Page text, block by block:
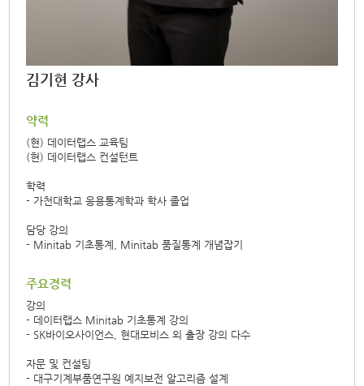
김기현 강사
약력
(현) 데이터랩스 교육팀
(현) 데이터랩스 컨설턴트
학력
- 가천대학교 응용통계학과 학사 졸업
담당 강의
- Minitab 기초통계, Minitab 품질통계 개념잡기
주요경력
강의
- 데이터랩스 Minitab 기초통계 강의
- SK바이오사이언스, 현대모비스 외 출장 강의 다수
자문 및 컨설팅
- 대구기계부품연구원 예지보전 알고리즘 설계